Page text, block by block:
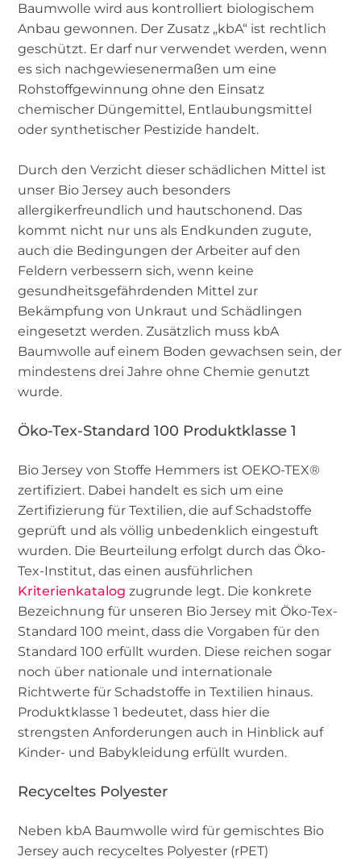
Baumwolle wird aus kontrolliert biologischem
Anbau gewonnen. Der Zusatz „kbA“ ist rechtlich
geschützt. Er darf nur verwendet werden, wenn
es sich nachgewiesenermaßen um eine
Rohstoffgewinnung ohne den Einsatz
chemischer Düngemittel, Entlaubungsmittel
oder synthetischer Pestizide handelt.
Durch den Verzicht dieser schädlichen Mittel ist
unser Bio Jersey auch besonders
allergikerfreundlich und hautschonend. Das
kommt nicht nur uns als Endkunden zugute,
auch die Bedingungen der Arbeiter auf den
Feldern verbessern sich, wenn keine
gesundheitsgefährdenden Mittel zur
Bekämpfung von Unkraut und Schädlingen
eingesetzt werden. Zusätzlich muss kbA
Baumwolle auf einem Boden gewachsen sein, der
mindestens drei Jahre ohne Chemie genutzt
wurde.
Öko-Tex-Standard 100 Produktklasse 1
Bio Jersey von Stoffe Hemmers ist OEKO-TEX®
zertifiziert. Dabei handelt es sich um eine
Zertifizierung für Textilien, die auf Schadstoffe
geprüft und als völlig unbedenklich eingestuft
wurden. Die Beurteilung erfolgt durch das Öko-
Tex-Institut, das einen ausführlichen
Kriterienkatalog zugrunde legt. Die konkrete
Bezeichnung für unseren Bio Jersey mit Öko-Tex-
Standard 100 meint, dass die Vorgaben für den
Standard 100 erfüllt wurden. Diese reichen sogar
noch über nationale und internationale
Richtwerte für Schadstoffe in Textilien hinaus.
Produktklasse 1 bedeutet, dass hier die
strengsten Anforderungen auch in Hinblick auf
Kinder- und Babykleidung erfüllt wurden.
Recyceltes Polyester
Neben kbA Baumwolle wird für gemischtes Bio
Jersey auch recyceltes Polyester (rPET)